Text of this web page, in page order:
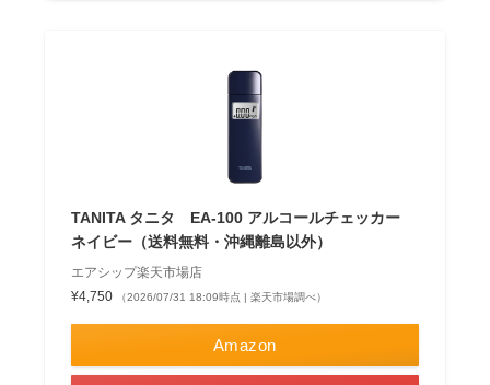
TANITA タニタ EA-100 アルコールチェッカー
ネイビー（送料無料・沖縄離島以外）
エアシップ楽天市場店
¥4,750
（2026/07/31 18:09時点 | 楽天市場調べ）
Amazon